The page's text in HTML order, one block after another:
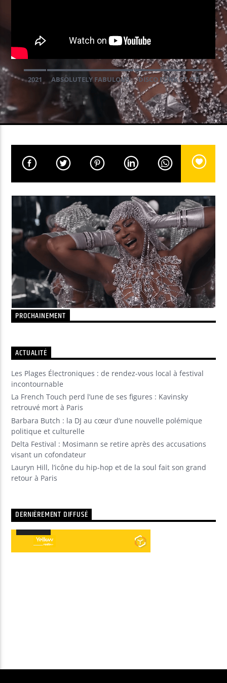
EN CE MOMENT
LADIES ON MARS
EMISSION EN COURS
FEVERBALL
22:00 23:59
Yellow Radio
Yellow Riviera
Yellow Party
2021 ABSOLUTELY FABULOUS
DISCO FUNK ET CIE
REPRISE
PROCHAINEMENT
ACTUALITÉ
Les Plages Électroniques : de rendez-vous local à festival
incontournable
La French Touch perd l’une de ses figures : Kavinsky
retrouvé mort à Paris
Barbara Butch : la DJ au cœur d’une nouvelle polémique
politique et culturelle
Delta Festival : Mosimann se retire après des accusations
visant un cofondateur
Lauryn Hill, l’icône du hip-hop et de la soul fait son grand
retour à Paris
DERNIÈREMENT DIFFUSÉ
Lecteur
audio